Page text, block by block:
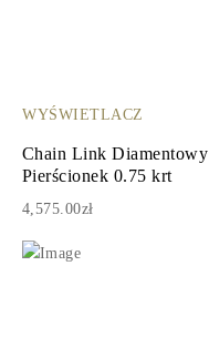
WYŚWIETLACZ
Chain Link Diamentowy
Pierścionek 0.75 krt
4,575.00zł